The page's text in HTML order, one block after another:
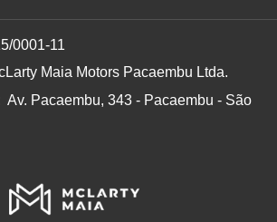
0001-11
Maia Motors Pacaembu Ltda.
Av. Pacaembu, 343 - Pacaembu - São